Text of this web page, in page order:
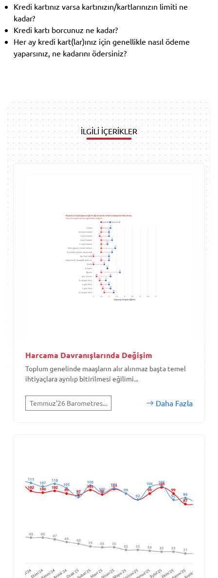
Kredi kartınız varsa kartınızın/kartlarınızın limiti ne
kadar?
Kredi kartı borcunuz ne kadar?
Her ay kredi kart(lar)ınız için genellikle nasıl ödeme
yaparsınız, ne kadarını ödersiniz?
İLGİLİ İÇERİKLER
Harcama Davranışlarında Değişim
Toplum genelinde maaşların alır alınmaz başta temel
ihtiyaçlara ayrılıp bitirilmesi eğilimi...
Temmuz'26 Barometres... Daha Fazla